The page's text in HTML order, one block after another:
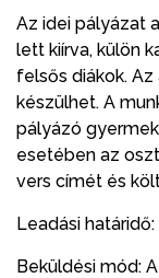
Az idei pályázat
lett kiírva, külön
felsős diákok.
készülhet. A
pályázó
esetében az
vers címét és
Leadási határidő:
Beküldési mód: